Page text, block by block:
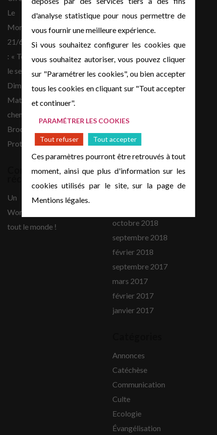
Le Havre Etretat
Montivilliers
21/6/26 : Matthieu 6.1-4
: « Ton Père, qui voit dans
le secret »
Dim 14 juin 2026 :
Matthieu 5,1-12 : Le
chemin du bonheur
Brocante de l’Eglise
Protestante de Le Havre
Commentaires
Un commentateur
WordPress
tout le monde !
février 2026
décembre 2025
novembre 2025
octobre 2025
août 2022
juillet 2021
avril 2021
novembre 2020
mai 2020
octobre 2018
septembre 2018
février 2018
septembre 2017
mars 2017
février 2017
janvier 2017
Annonces
Catéchèse
Communication
Culte
Ecologie
Évangélisation
d'analyse statistique pour nous permettre de
vous fournir une meilleure expérience.
Si vous souhaitez configurer les cookies que
vous souhaitez autoriser, vous pouvez cliquer
sur "Paramétrer les cookies", ou bien accepter
tous les cookies en cliquant sur "Tout accepter
et continuer".
PARAMÉTRER LES COOKIES
Tout refuser Tout accepter
Ces paramètres pourront être retrouvés à tout
moment, ainsi que plus d'information sur les
cookies utilisés par le site, sur la page de
Mentions légales.